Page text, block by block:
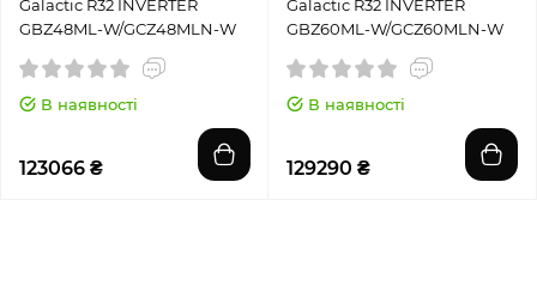
Galactic R32 INVERTER
GBZ48ML-W/GCZ48MLN-W
В наявності
123066 ₴
Galactic R32 INVERTER
GBZ60ML-W/GCZ60MLN-W
В наявності
129290 ₴